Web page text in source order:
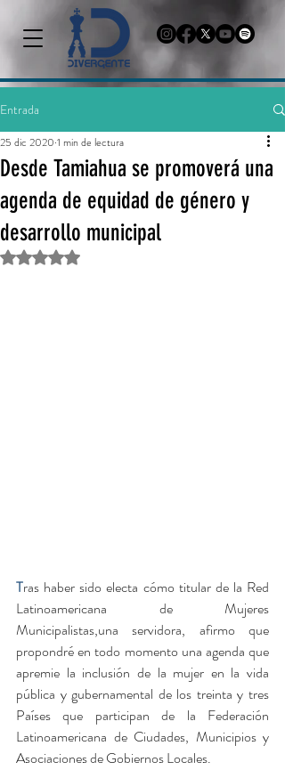
Entrada
Desde Tamiahua se promoverá una
agenda de equidad de género y
desarrollo municipal
25 dic 2020 1 min de lectura
Obtuvo NaN de 5 estrellas.
Tras haber sido electa cómo titular de la Red
Latinoamericana de Mujeres
Municipalistas,una servidora, afirmo que
propondré en todo momento una agenda que
apremie la inclusión de la mujer en la vida
pública y gubernamental de los treinta y tres
Países que participan de la Federación
Latinoamericana de Ciudades, Municipios y
Asociaciones de Gobiernos Locales.